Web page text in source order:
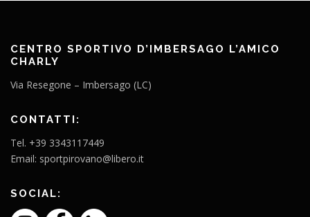
CENTRO SPORTIVO D’IMBERSAGO L’AMICO
CHARLY
Via Resegone – Imbersago (LC)
CONTATTI:
Tel. +39 3343117449
Email: sportpirovano@libero.it
SOCIAL: